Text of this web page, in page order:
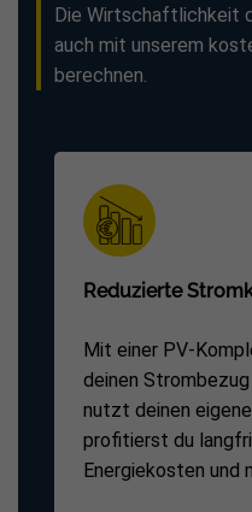
Die Wirtschaftlichkeit
auch mit unserem
berechnen.
Reduzierte
Mit einer PV-
deinen
nutzt deinen
profitierst du
Energiekosten und